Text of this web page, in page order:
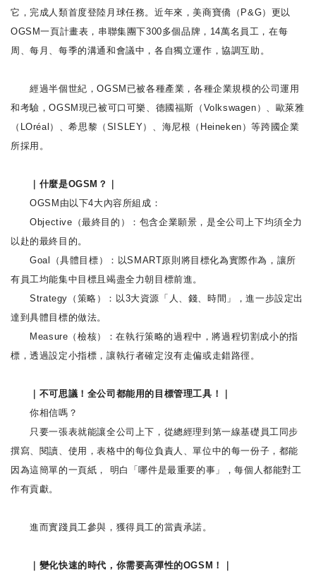
它，完成人類首度登陸月球任務。近年來，美商寶僑（P&G）更以
OGSM一頁計畫表，串聯集團下300多個品牌，14萬名員工，在每
周、每月、每季的溝通和會議中，各自獨立運作，協調互助。
經過半個世紀，OGSM已被各種產業，各種企業規模的公司運用
和考驗，OGSM現已被可口可樂、德國福斯（Volkswagen）、歐萊雅
（LOréal）、希思黎（SISLEY）、海尼根（Heineken）等跨國企業
所採用。
｜什麼是OGSM？｜
OGSM由以下4大內容所組成：
Objective（最終目的）：包含企業願景，是全公司上下均須全力
以赴的最終目的。
Goal（具體目標）：以SMART原則將目標化為實際作為，讓所
有員工均能集中目標且竭盡全力朝目標前進。
Strategy（策略）：以3大資源「人、錢、時間」，進一步設定出
達到具體目標的做法。
Measure（檢核）：在執行策略的過程中，將過程切割成小的指
標，透過設定小指標，讓執行者確定沒有走偏或走錯路徑。
｜不可思議！全公司都能用的目標管理工具！｜
你相信嗎？
只要一張表就能讓全公司上下，從總經理到第一線基礎員工同步
撰寫、閱讀、使用，表格中的每位負責人、單位中的每一份子，都能
因為這簡單的一頁紙， 明白「哪件是最重要的事」，每個人都能對工
作有貢獻。
進而實踐員工參與，獲得員工的當責承諾。
｜變化快速的時代，你需要高彈性的OGSM！｜